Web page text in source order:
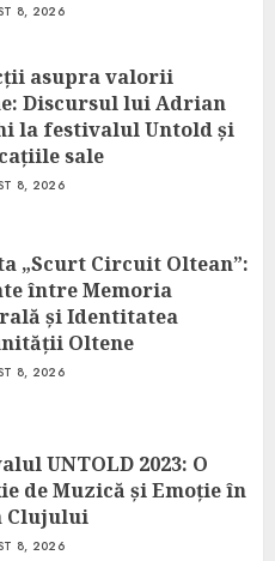
8, 2026
asupra valorii
Discursul lui Adrian
la festivalul Untold și
sale
8, 2026
„Scurt Circuit Oltean”:
între Memoria
și Identitatea
Oltene
8, 2026
UNTOLD 2023: O
de Muzică și Emoție în
Clujului
8, 2026